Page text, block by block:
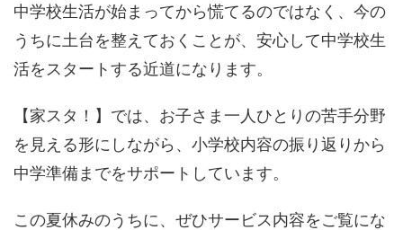
中学校生活が始まってから慌てるのではなく、今の
うちに土台を整えておくことが、安心して中学校生
活をスタートする近道になります。
【家スタ！】では、お子さま一人ひとりの苦手分野
を見える形にしながら、小学校内容の振り返りから
中学準備までをサポートしています。
この夏休みのうちに、ぜひサービス内容をご覧にな